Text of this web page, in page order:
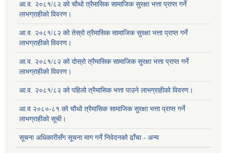
आ.व. २०८१/८२ को चौथो त्रैमासिक सामाजिक सुरक्षा भत्ता प्राप्त गर्ने
लाभग्राहीको विवरण।
आ.व. २०८१/८२ को तेस्रो त्रैमासिक सामाजिक सुरक्षा भत्ता प्राप्त गर्ने
लाभग्राहीको विवरण।
आ.व. २०८१/८२ को दोस्रो त्रैमासिक सामाजिक सुरक्षा भत्ता प्राप्त गर्ने
लाभग्राहीको विवरण।
आ.व. २०८१/८२ को पहिलो त्रैमासिक भत्ता पाउने लाभग्राहीको विवरण।
आ.व २०८०-८१ को चौथो त्रैमासिक सामाजिक सुरक्षा भत्ता प्राप्त गर्ने
लाभग्राहीको सूची।
सूचना अधिकारीसँग सूचना माग गर्ने निवेदनको ढाँचा - अन्य